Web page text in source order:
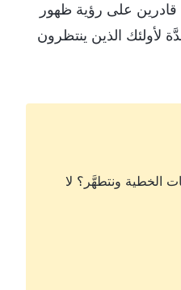
قادرين على رؤية ظهور
لأولئك الذين ينتظرون
الخطية ونتطهَّر؟ لا